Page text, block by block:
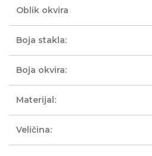
Oblik okvira
Boja stakla:
Boja okvira:
Materijal:
Veličina: